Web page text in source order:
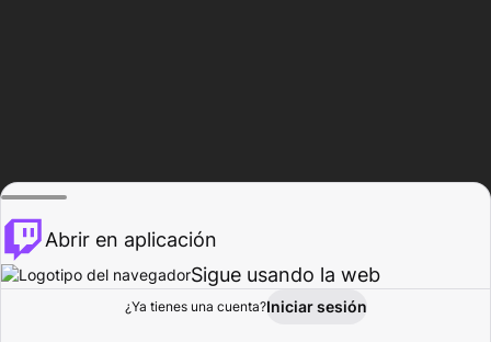
Explorar Actividad
Abrir en aplicación
Sigue usando la web
¿Ya tienes una cuenta?Iniciar sesión